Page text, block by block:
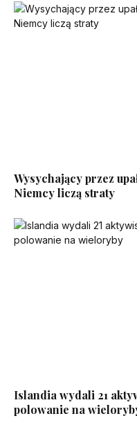
Wysychający przez
Niemcy liczą straty
Islandia wydali 21
polowanie na